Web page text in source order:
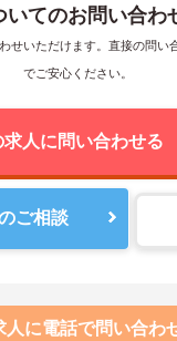
いてのお問い合わ
せいただけます。直接の問い
でご安心ください。
求人に問い合わせる
ご相談
人に電話で問い合わ